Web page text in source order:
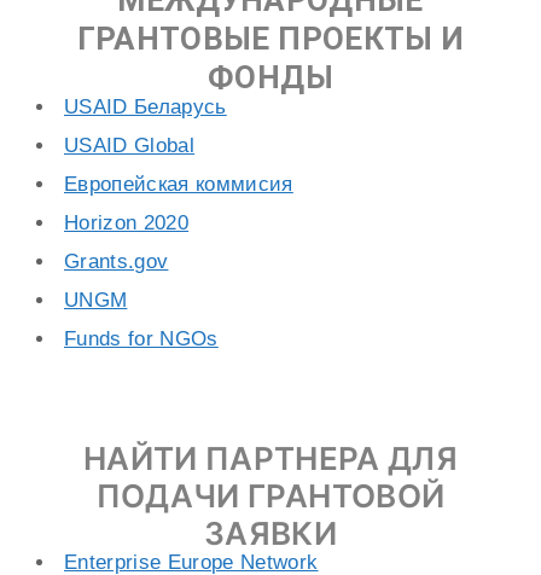
ГРАНТОВЫЕ ПРОЕКТЫ И
ФОНДЫ
USAID Беларусь
USAID Global
Европейская коммисия
Horizon 2020
Grants.gov
UNGM
Funds for NGOs
НАЙТИ ПАРТНЕРА ДЛЯ
ПОДАЧИ ГРАНТОВОЙ
ЗАЯВКИ
Enterprise Europe Network